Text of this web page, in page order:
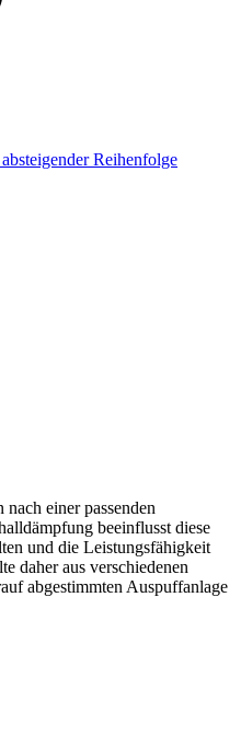
Reihenfolge
einer passenden
beeinflusst diese
und die Leistungsfähigkeit
daher aus verschiedenen
abgestimmten Auspuffanlage